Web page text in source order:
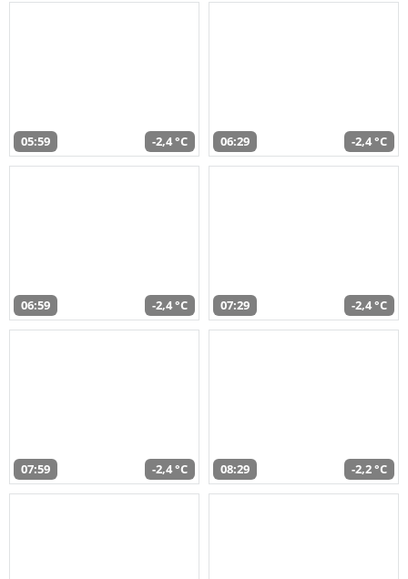
05:59 -2,4 °C 06:29 -2,4 °C
06:59 -2,4 °C 07:29 -2,4 °C
07:59 -2,4 °C 08:29 -2,2 °C